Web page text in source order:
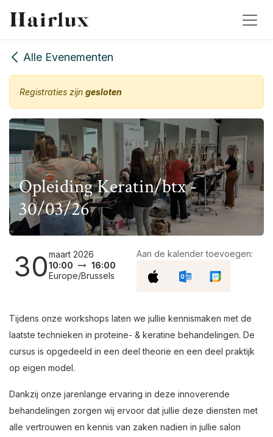
Alle Evenementen
Registraties zijn gesloten
Opleiding Keratin/btx -
30/03/26
30maart 2026
10:00
16:00
Europe/Brussels
Aan de kalender toevoegen:
Tijdens onze workshops laten we jullie kennismaken met de
laatste technieken in proteine- & keratine behandelingen. De
cursus is opgedeeld in een deel theorie en een deel praktijk
op eigen model.
Dankzij onze jarenlange ervaring in deze innoverende
behandelingen zorgen wij ervoor dat jullie deze diensten met
alle vertrouwen en kennis van zaken nadien in jullie salon